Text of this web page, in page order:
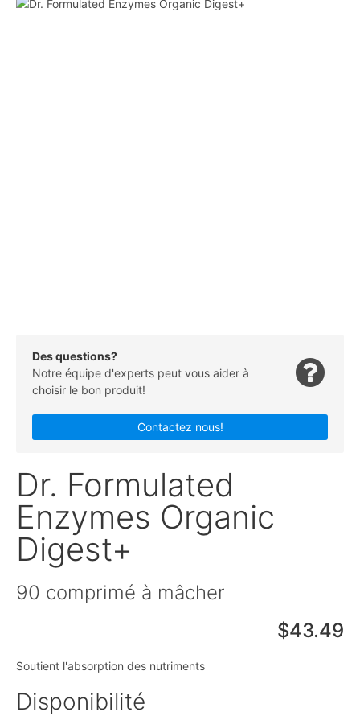
Des questions?
Notre équipe d'experts peut vous aider à
choisir le bon produit!
Contactez nous!
Dr. Formulated
Enzymes Organic
Digest+
90 comprimé à mâcher
$43.49
Soutient l'absorption des nutriments
Disponibilité